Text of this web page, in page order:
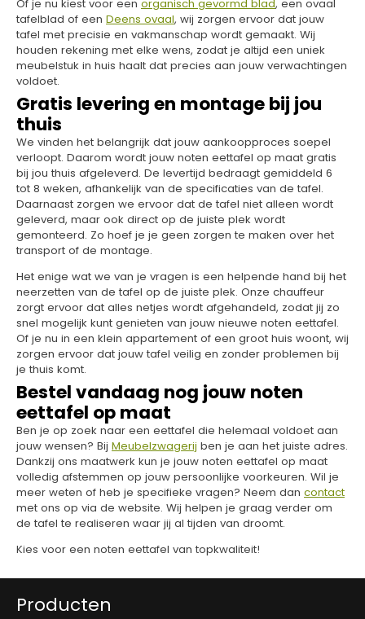
Of je nu kiest voor een organisch gevormd blad, een ovaal
tafelblad of een Deens ovaal, wij zorgen ervoor dat jouw
tafel met precisie en vakmanschap wordt gemaakt. Wij
houden rekening met elke wens, zodat je altijd een uniek
meubelstuk in huis haalt dat precies aan jouw verwachtingen
voldoet.
Gratis levering en montage bij jou
thuis
We vinden het belangrijk dat jouw aankoopproces soepel
verloopt. Daarom wordt jouw noten eettafel op maat gratis
bij jou thuis afgeleverd. De levertijd bedraagt gemiddeld 6
tot 8 weken, afhankelijk van de specificaties van de tafel.
Daarnaast zorgen we ervoor dat de tafel niet alleen wordt
geleverd, maar ook direct op de juiste plek wordt
gemonteerd. Zo hoef je je geen zorgen te maken over het
transport of de montage.
Het enige wat we van je vragen is een helpende hand bij het
neerzetten van de tafel op de juiste plek. Onze chauffeur
zorgt ervoor dat alles netjes wordt afgehandeld, zodat jij zo
snel mogelijk kunt genieten van jouw nieuwe noten eettafel.
Of je nu in een klein appartement of een groot huis woont, wij
zorgen ervoor dat jouw tafel veilig en zonder problemen bij
je thuis komt.
Bestel vandaag nog jouw noten
eettafel op maat
Ben je op zoek naar een eettafel die helemaal voldoet aan
jouw wensen? Bij Meubelzwagerij ben je aan het juiste adres.
Dankzij ons maatwerk kun je jouw noten eettafel op maat
volledig afstemmen op jouw persoonlijke voorkeuren. Wil je
meer weten of heb je specifieke vragen? Neem dan contact
met ons op via de website. Wij helpen je graag verder om
de tafel te realiseren waar jij al tijden van droomt.
Kies voor een noten eettafel van topkwaliteit!
Producten